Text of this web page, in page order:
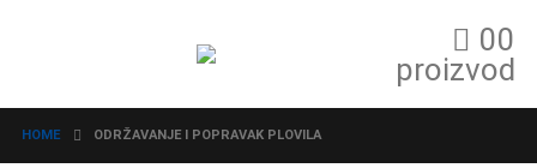
00
proizvod
HOME ODRŽAVANJE I POPRAVAK PLOVILA